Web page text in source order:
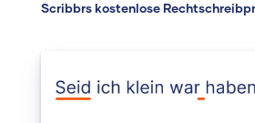
Scribbrs kostenlose